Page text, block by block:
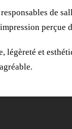
de
légèreté et